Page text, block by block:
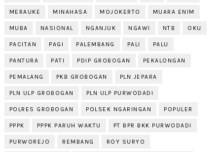
MERAUKE MINAHASA MOJOKERTO MUARA ENIM
MUBA NASIONAL NGANJUK NGAWI NTB OKU
PACITAN PAGI PALEMBANG PALI PALU
PANTURA PATI PDIP GROBOGAN PEKALONGAN
PEMALANG PKB GROBOGAN PLN JEPARA
PLN ULP GROBOGAN PLN ULP PURWODADI
POLRES GROBOGAN POLSEK NGARINGAN POPULER
PPPK PPPK PARUH WAKTU PT BPR BKK PURWODADI
PURWOREJO REMBANG ROY SURYO